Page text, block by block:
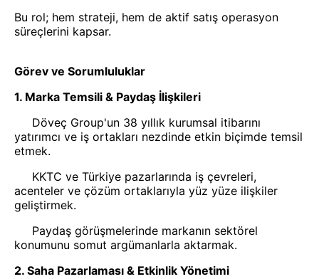
Bu rol; hem strateji, hem de aktif satış operasyon
süreçlerini kapsar.
Görev ve Sorumluluklar
1. Marka Temsili & Paydaş İlişkileri
Döveç Group'un 38 yıllık kurumsal itibarını
yatırımcı ve iş ortakları nezdinde etkin biçimde temsil
etmek.
KKTC ve Türkiye pazarlarında iş çevreleri,
acenteler ve çözüm ortaklarıyla yüz yüze ilişkiler
geliştirmek.
Paydaş görüşmelerinde markanın sektörel
konumunu somut argümanlarla aktarmak.
2. Saha Pazarlaması & Etkinlik Yönetimi